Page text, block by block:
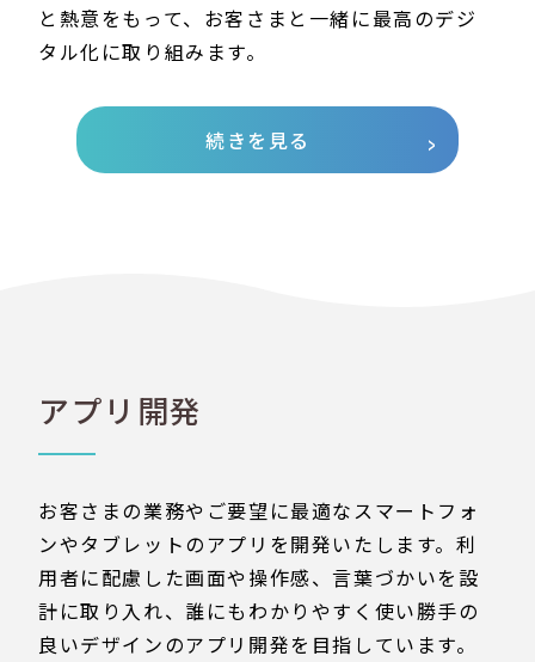
と熱意をもって、お客さまと一緒に最高のデジ
タル化に取り組みます。
続きを見る
アプリ開発
お客さまの業務やご要望に最適なスマートフォ
ンやタブレットのアプリを開発いたします。利
用者に配慮した画面や操作感、言葉づかいを設
計に取り入れ、誰にもわかりやすく使い勝手の
良いデザインのアプリ開発を目指しています。